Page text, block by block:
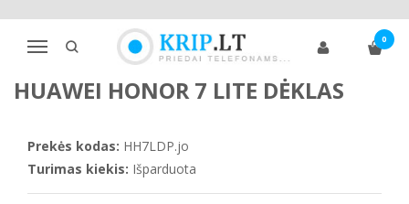
Navigacija
0
Pagrindinis Telefonų dėklai Huawei
Kita
Huawei Honor 7 Lite dėklas
HUAWEI HONOR 7 LITE DĖKLAS
Prekės kodas: HH7LDP.jo
Turimas kiekis: Išparduota